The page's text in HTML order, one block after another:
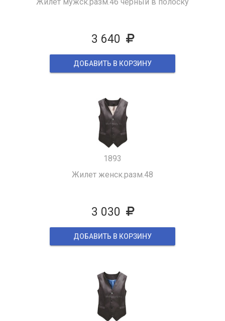
3 640
ДОБАВИТЬ В КОРЗИНУ
1893
Жилет женск.разм.48
3 030
ДОБАВИТЬ В КОРЗИНУ